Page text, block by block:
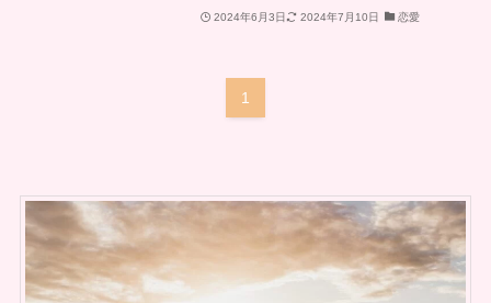
2024年6月3日 2024年7月10日 恋愛
1